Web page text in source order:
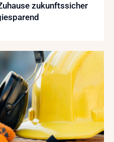
zukunftssicher